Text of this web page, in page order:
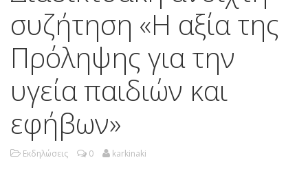
συζήτηση «Η αξία της
Πρόληψης για την
υγεία παιδιών και
εφήβων»
Εκδηλώσεις 0 karkinaki